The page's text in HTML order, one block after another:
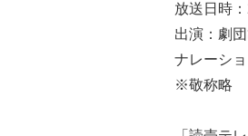
放送日時
出演：劇
ナレーシ
※敬称略